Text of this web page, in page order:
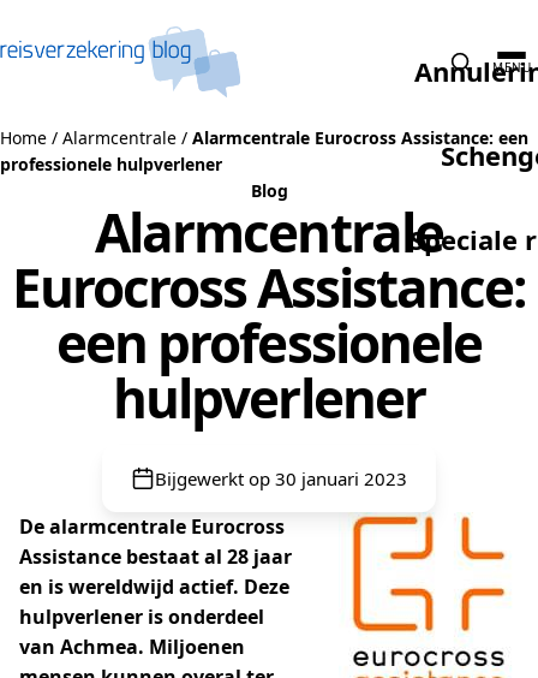
Speciale
MENU
Home / Alarmcentrale / Alarmcentrale Eurocross Assistance: een
professionele hulpverlener
Blog
Alarmcentrale
Eurocross Assistance:
een professionele
hulpverlener
Bijgewerkt op 30 januari 2023
De alarmcentrale Eurocross
Assistance bestaat al 28 jaar
en is wereldwijd actief. Deze
hulpverlener is onderdeel
van Achmea. Miljoenen